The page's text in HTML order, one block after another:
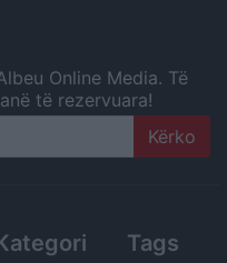
Online Media. Të
të rezervuara!
Tags